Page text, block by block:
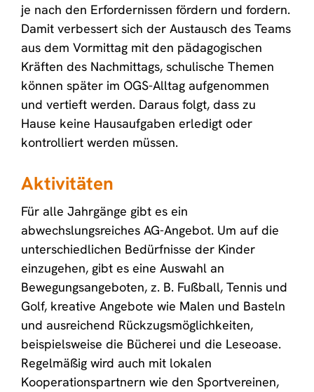
je nach den Erfordernissen fördern und fordern.
Damit verbessert sich der Austausch des Teams
aus dem Vormittag mit den pädagogischen
Kräften des Nachmittags, schulische Themen
können später im OGS-Alltag aufgenommen
und vertieft werden. Daraus folgt, dass zu
Hause keine Hausaufgaben erledigt oder
kontrolliert werden müssen.
Aktivitäten
Für alle Jahrgänge gibt es ein
abwechslungsreiches AG-Angebot. Um auf die
unterschiedlichen Bedürfnisse der Kinder
einzugehen, gibt es eine Auswahl an
Bewegungsangeboten, z. B. Fußball, Tennis und
Golf, kreative Angebote wie Malen und Basteln
und ausreichend Rückzugsmöglichkeiten,
beispielsweise die Bücherei und die Leseoase.
Regelmäßig wird auch mit lokalen
Kooperationspartnern wie den Sportvereinen,